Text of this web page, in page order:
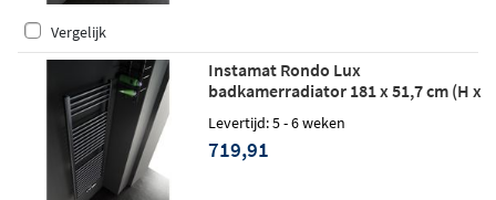
Vergelijk
Instamat Rondo Lux
badkamerradiator 181 x 51,7 cm (H x
Levertijd: 5 - 6 weken
719,91